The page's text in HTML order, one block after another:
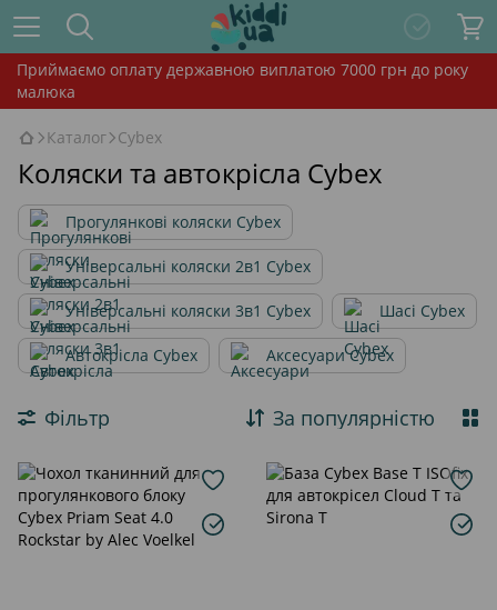
Приймаємо оплату державною виплатою 7000 грн до року
малюка
Каталог Cybex
Коляски та автокрісла Cybex
Прогулянкові коляски Cybex
Універсальні коляски 2в1 Cybex
Універсальні коляски 3в1 Cybex Шасі Cybex
Автокрісла Cybex Аксесуари Cybex
Фільтр За популярністю